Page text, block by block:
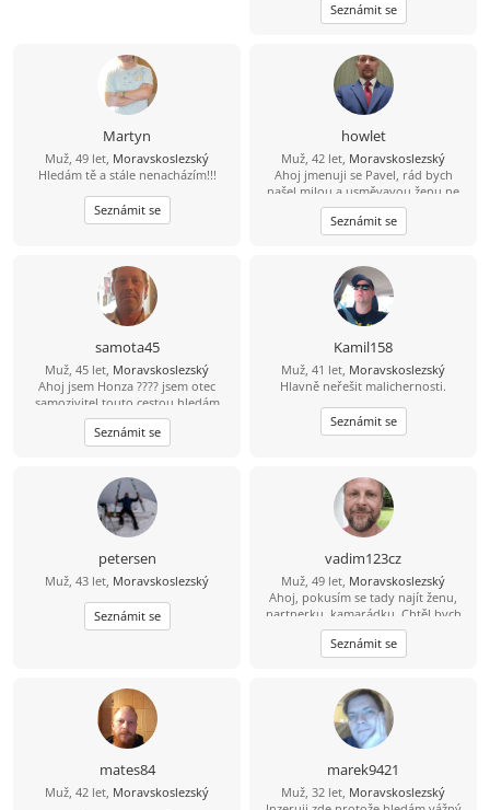
Seznámit se
Martyn
Muž, 49 let, Moravskoslezský
Hledám tě a stále nenacházím!!!
Seznámit se
howlet
Muž, 42 let, Moravskoslezský
Ahoj jmenuji se Pavel, rád bych
našel milou a usměvavou ženu ne
jen na pokec ale pokud možno i na
vážný vztah mezi 26 a 49 lety, pokud
budeš chtít ozvi se, budu moc rád
Seznámit se
samota45
Muž, 45 let, Moravskoslezský
Ahoj jsem Honza ???? jsem otec
samozivitel touto cestou hledám
lásku porozumění a upsymnost.
Seznámit se
Kamil158
Muž, 41 let, Moravskoslezský
Hlavně neřešit malichernosti.
Seznámit se
petersen
Muž, 43 let, Moravskoslezský
Seznámit se
vadim123cz
Muž, 49 let, Moravskoslezský
Ahoj, pokusím se tady najít ženu,
partnerku, kamarádku. Chtěl bych
opět najít lásku a důvěru na kterou
jsem doplatil Mám rád sport
zábavu,zahradu a povídání s
Seznámit se
mates84
Muž, 42 let, Moravskoslezský
marek9421
Muž, 32 let, Moravskoslezský